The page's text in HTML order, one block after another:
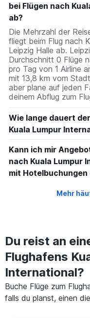
bei Flügen nach
ab?
Die Mehrzahl der
fliegt beim Flug nach
Leipzig Halle ab.
Durchschnitt 0 Flüge
pro Tag von 1 Airline
mit 13,8 km vom
aber plane auf jeden
deinem Abflug zum
Wie lange dauert
Kuala Lumpur
Kann ich mir
nach Kuala Lumpur
mit Hotelbuchungen
Mehr
Du reist an
Flughafens
International?
Buche Flüge zum
falls du planst, einen